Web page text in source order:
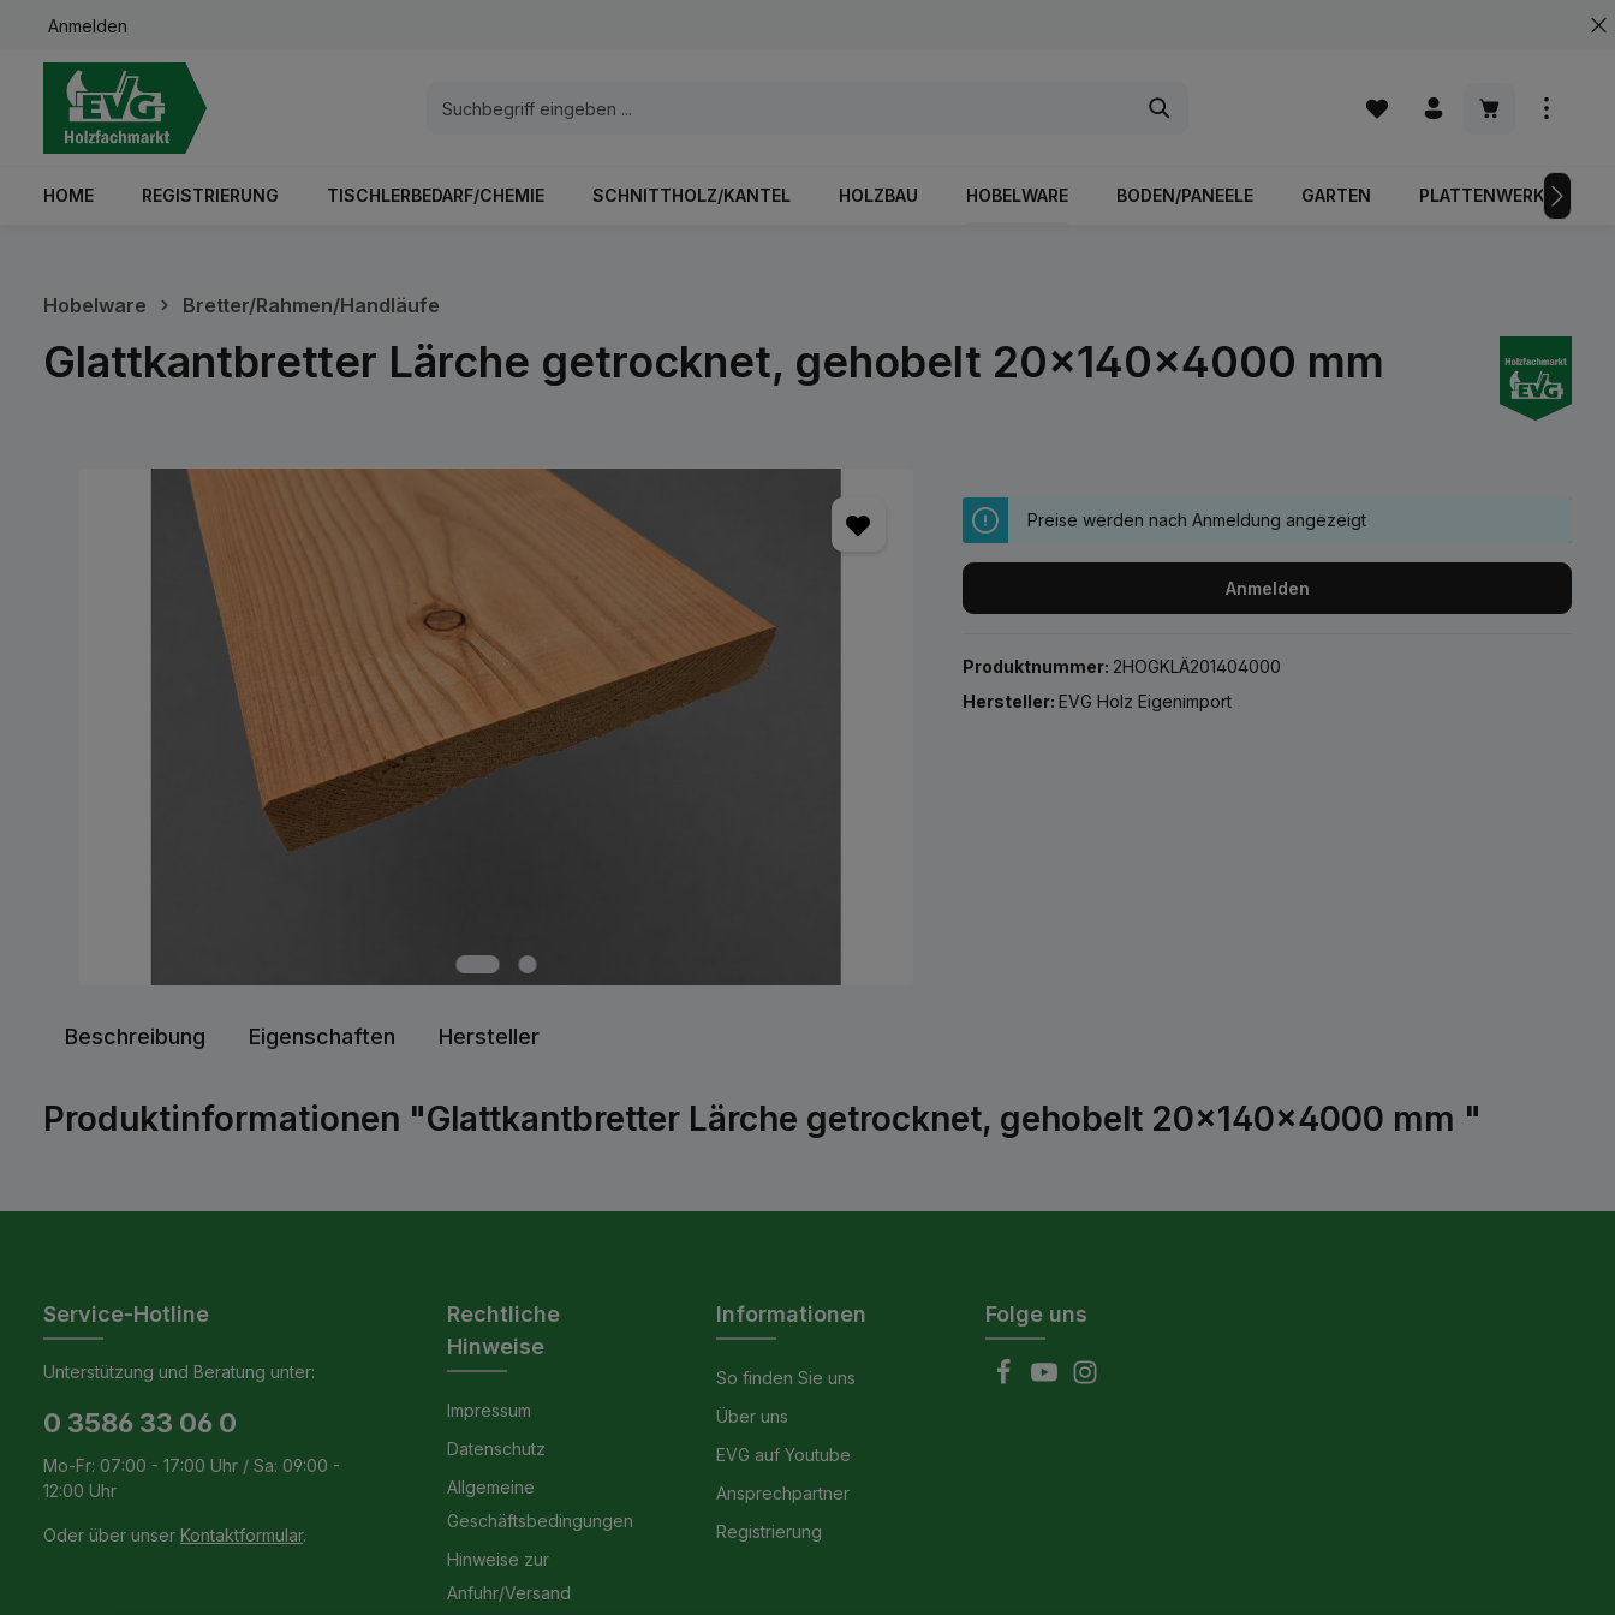
Zur Hauptnavigation springen
Anmelden
Warenkorb
HOME REGISTRIERUNG TISCHLERBEDARF/CHEMIE SCHNITTHOLZ/KANTEL HOLZBAU HOBELWARE BODEN/PANEELE GARTEN PLATTENWERKSTOFFE
Hobelware Bretter/Rahmen/Handläufe
Glattkantbretter Lärche getrocknet, gehobelt 20x140x4000 mm
Bildergalerie überspringen
Preise werden nach Anmeldung angezeigt
Anmelden
Produktnummer: 2HOGKLÄ201404000
Hersteller:EVG Holz Eigenimport
Beschreibung Eigenschaften Hersteller
Produktinformationen "Glattkantbretter Lärche getrocknet, gehobelt 20x140x4000 mm "
Service-Hotline
Unterstützung und Beratung unter:
0 3586 33 06 0
Mo-Fr: 07:00 - 17:00 Uhr / Sa: 09:00 -
12:00 Uhr
Oder über unser Kontaktformular.
Rechtliche
Hinweise
Impressum
Datenschutz
Allgemeine
Geschäftsbedingungen
Hinweise zur
Anfuhr/Versand
Informationen
So finden Sie uns
Über uns
EVG auf Youtube
Ansprechpartner
Registrierung
Folge uns